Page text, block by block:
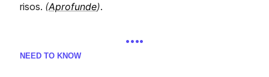
risos. (Aprofunde).
….
NEED TO KNOW